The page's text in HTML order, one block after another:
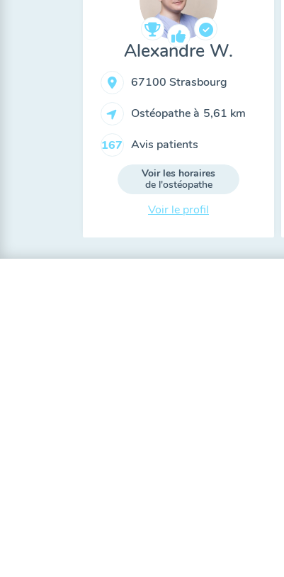
Alexandre W.
67100 Strasbourg
Ostéopathe à 5,61 km
167 Avis patients
Voir les horaires
de l'ostéopathe
Voir le profil